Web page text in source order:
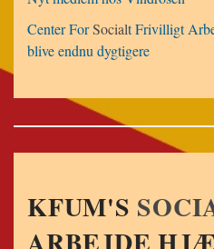
Center ForSocialt Frivilligt
blive endnu dygtigere
KFUM'S